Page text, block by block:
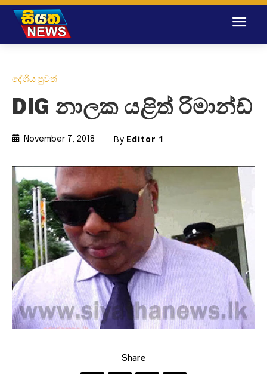
දේශීය පුවත්
DIG නාලක යළිත් රිමාන්ඩ්
November 7, 2018 By Editor 1
Share